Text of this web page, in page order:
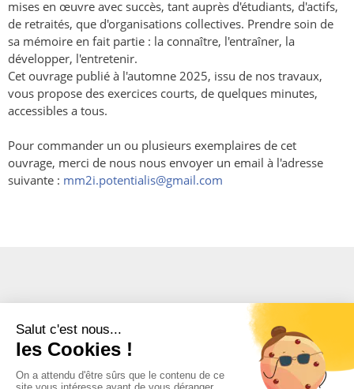
mises en œuvre avec succès, tant auprès d'étudiants, d'actifs,
de retraités, que d'organisations collectives. Prendre soin de
sa mémoire en fait partie : la connaître, l'entraîner, la
développer, l'entretenir.
Cet ouvrage publié à l'automne 2025, issu de nos travaux,
vous propose des exercices courts, de quelques minutes,
accessibles a tous.
Pour commander un ou plusieurs exemplaires de cet
ouvrage, merci de nous nous envoyer un email à l'adresse
suivante : mm2i.potentialis@gmail.com